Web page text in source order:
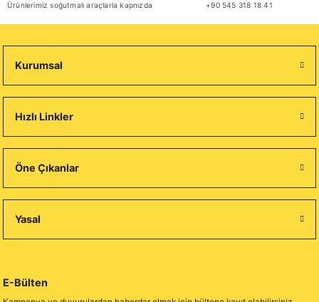
Ürünlerimiz soğutmalı araçlarla kapnızda +90 545 318 18 41
Kurumsal
Hızlı Linkler
Öne Çıkanlar
Yasal
E-Bülten